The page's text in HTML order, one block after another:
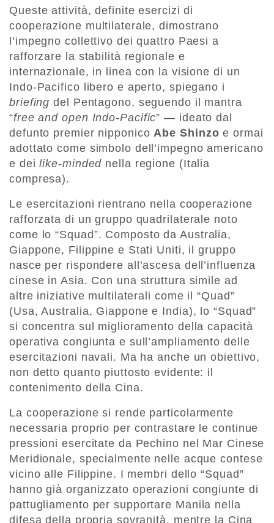
Queste attività, definite esercizi di
cooperazione multilaterale, dimostrano
l’impegno collettivo dei quattro Paesi a
rafforzare la stabilità regionale e
internazionale, in linea con la visione di un
Indo-Pacifico libero e aperto, spiegano i
briefing del Pentagono, seguendo il mantra
“free and open Indo-Pacific” — ideato dal
defunto premier nipponicoAbe Shinzo e ormai
adottato come simbolo dell’impegno americano
e deilike-minded nella regione (Italia
compresa).
Le esercitazioni rientrano nella cooperazione
rafforzata di un gruppo quadrilaterale noto
come lo “Squad”. Composto da Australia,
Giappone, Filippine e Stati Uniti, il gruppo
nasce per rispondere all’ascesa dell’influenza
cinese in Asia. Con una struttura simile ad
altre iniziative multilaterali come il “Quad”
(Usa, Australia, Giappone e India), lo “Squad”
si concentra sul miglioramento della capacità
operativa congiunta e sull’ampliamento delle
esercitazioni navali. Ma ha anche un obiettivo,
non detto quanto piuttosto evidente: il
contenimento della Cina.
La cooperazione si rende particolarmente
necessaria proprio per contrastare le continue
pressioni esercitate da Pechino nel Mar Cinese
Meridionale, specialmente nelle acque contese
vicino alle Filippine. I membri dello “Squad”
hanno già organizzato operazioni congiunte di
pattugliamento per supportare Manila nella
difesa della propria sovranità, mentre la Cina